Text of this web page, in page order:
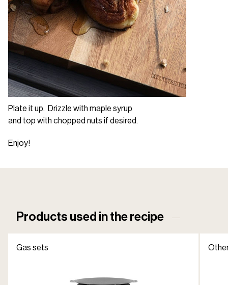
Plate it up. Drizzle with maple syrup
and top with chopped nuts if desired.
Enjoy!
Products used in the recipe
Gas sets